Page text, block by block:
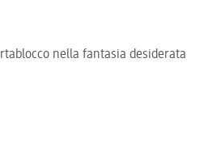
nella fantasia desiderata